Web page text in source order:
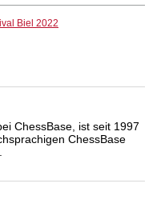
Biel 2022
ChessBase, ist seit 1997
ChessBase